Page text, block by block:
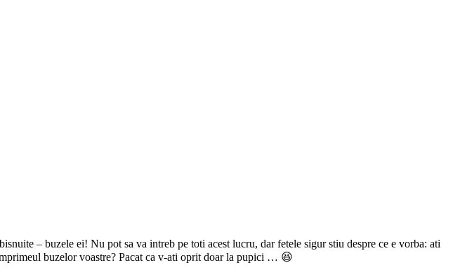
– buzele ei! Nu pot sa va intreb pe toti acest lucru, dar fetele sigur stiu despre ce e vorba: ati
buzelor voastre? Pacat ca v-ati oprit doar la pupici … 😆